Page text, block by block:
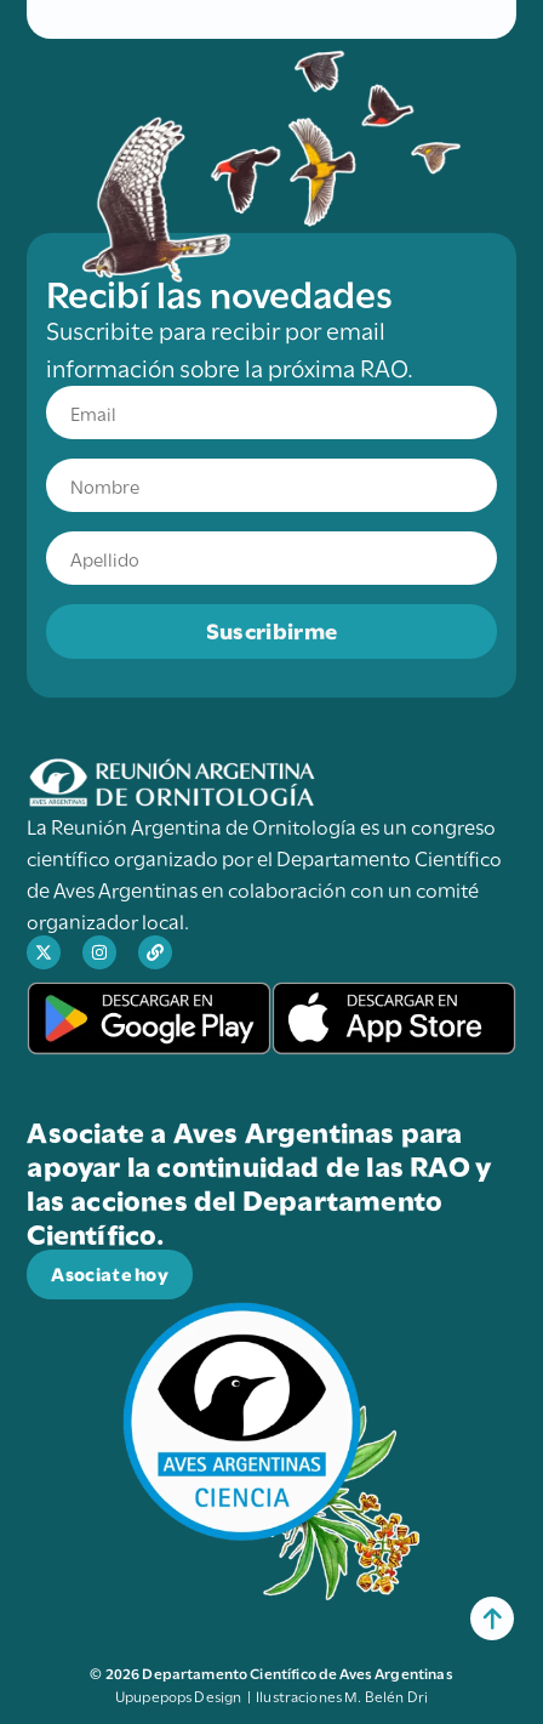
Recibí las novedades
Suscribite para recibir por email
información sobre la próxima RAO.
Suscribirme
La Reunión Argentina de Ornitología es un congreso
científico organizado por el Departamento Científico
de Aves Argentinas en colaboración con un comité
organizador local.
Asociate a Aves Argentinas para
apoyar la continuidad de las RAO y
las acciones del Departamento
Científico.
Asociate hoy
© 2026 Departamento Científico de Aves Argentinas
Upupepops Design | Ilustraciones M. Belén Dri